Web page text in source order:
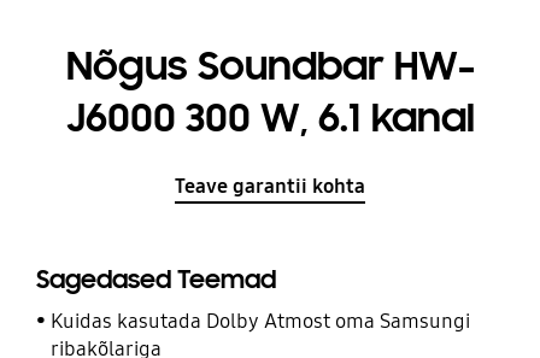
Nõgus Soundbar HW-
J6000 300 W, 6.1 kanal
Teave garantii kohta
Sagedased Teemad
Kuidas kasutada Dolby Atmost oma Samsungi
ribakõlariga